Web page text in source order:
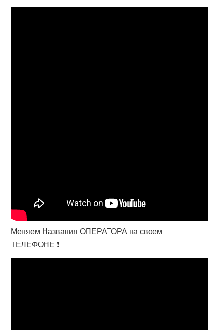
Меняем Названия ОПЕРАТОРА на своем
ТЕЛЕФОНЕ ❗